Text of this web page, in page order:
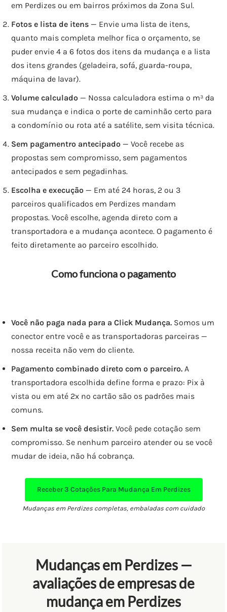
em Perdizes ou em bairros próximos da Zona Sul.
Fotos e lista de itens — Envie uma lista de itens,
quanto mais completa melhor fica o orçamento, se
puder envie 4 a 6 fotos dos itens da mudança e a lista
dos itens grandes (geladeira, sofá, guarda-roupa,
máquina de lavar).
Volume calculado — Nossa calculadora estima o m³ da
sua mudança e indica o porte de caminhão certo para
a condomínio ou rota até a satélite, sem visita técnica.
Sem pagamentro antecipado — Você recebe as
propostas sem compromisso, sem pagamentos
antecipados e sem pegadinhas.
Escolha e execução — Em até 24 horas, 2 ou 3
parceiros qualificados em Perdizes mandam
propostas. Você escolhe, agenda direto com a
transportadora e a mudança acontece. O pagamento é
feito diretamente ao parceiro escolhido.
Como funciona o pagamento
Você não paga nada para a Click Mudança. Somos um
conector entre você e as transportadoras parceiras —
nossa receita não vem do cliente.
Pagamento combinado direto com o parceiro. A
transportadora escolhida define forma e prazo: Pix à
vista ou em até 2x no cartão são os padrões mais
comuns.
Sem multa se você desistir. Você pede cotação sem
compromisso. Se nenhum parceiro atender ou se você
mudar de ideia, não há cobrança.
Receber3 CotaçõesPara Mudança Em Perdizes
Mudanças em Perdizes completas, embaladas com cuidado
Mudanças em Perdizes —
avaliações de empresas de
mudança em Perdizes